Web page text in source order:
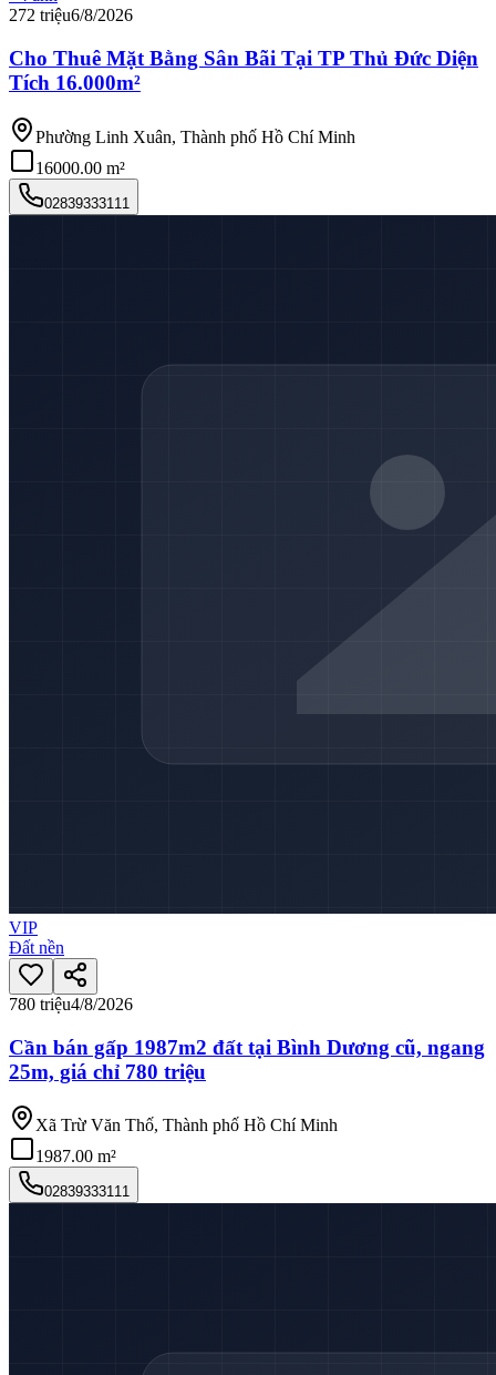
272 triệu6/8/2026
Cho Thuê Mặt Bằng Sân Bãi Tại TP Thủ Đức Diện
Tích 16.000m²
Phường Linh Xuân, Thành phố Hồ Chí Minh
16000.00 m²
02839333111
VIP
Đất nền
780 triệu4/8/2026
Cần bán gấp 1987m2 đất tại Bình Dương cũ, ngang
25m, giá chỉ 780 triệu
Xã Trừ Văn Thố, Thành phố Hồ Chí Minh
1987.00 m²
02839333111